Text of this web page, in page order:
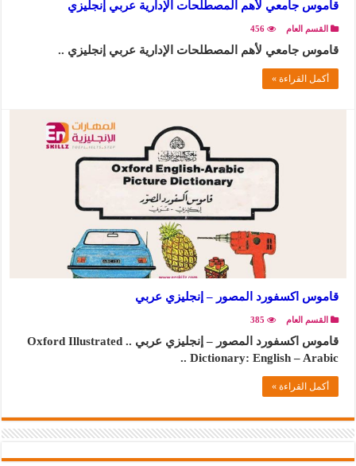
قاموس جامعي لأهم المصطلحات الإدارية عربي إنجليزي
القسم العام 456
قاموس جامعي لأهم المصطلحات الإدارية عربي إنجليزي ..
أكمل القراءة »
قاموس اكسفورد المصور – إنجليزي عربي
القسم العام 385
قاموس اكسفورد المصور – إنجليزي عربي .. Oxford Illustrated
Dictionary: English – Arabic ..
أكمل القراءة »